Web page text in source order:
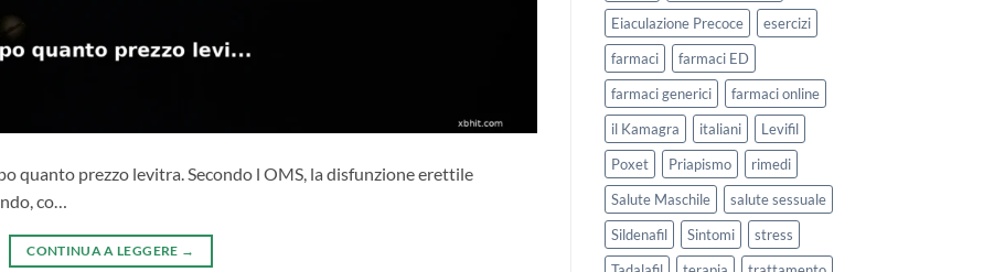
quanto prezzo levitra. Secondo l OMS, la disfunzione erettile
co…
CONTINUA A LEGGERE →
Eiaculazione Precoce
esercizi
farmaci
farmaci ED
farmaci generici
farmaci online
il Kamagra
italiani
Levifil
Poxet
Priapismo
rimedi
Salute Maschile
salute sessuale
Sildenafil
Sintomi
stress